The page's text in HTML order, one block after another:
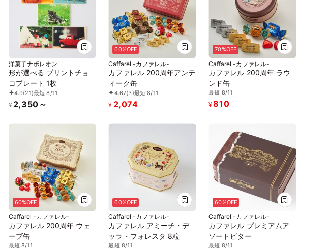
フ バレンタイン
洋菓子ナポレオン
形が選べる プリントチョ
コプレート 1枚
4.9(21)最短 8/11
¥ 2,350～
60%OFF
Caffarel -カファレル-
カファレル 200周年アンテ
ィーク缶
4.67(3)最短 8/11
¥ 2,074
70%OFF
Caffarel -カファレル-
カファレル 200周年 ラウ
ンド缶
最短 8/11
¥810
60%OFF
Caffarel -カファレル-
カファレル 200周年 ウェ
ーブ缶
最短 8/11
60%OFF
Caffarel -カファレル-
カファレル アミーチ・デ
ッラ・フォレスタ 8粒
最短 8/11
60%OFF
Caffarel -カファレル-
カファレル プレミアムア
ソートビター
最短 8/11